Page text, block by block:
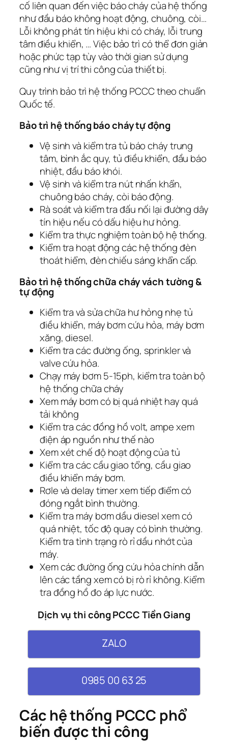
cố liên quan đến việc báo cháy của hệ thống
như đầu báo không hoạt động, chuông, còi…
Lỗi không phát tín hiệu khi có cháy, lỗi trung
tâm điều khiển, … Việc bảo trì có thể đơn giản
hoặc phức tạp tùy vào thời gian sử dụng
cũng như vị trí thi công của thiết bị.
Quy trình bảo trì hệ thống PCCC theo chuẩn
Quốc tế.
Bảo trì hệ thống báo cháy tự động
Vệ sinh và kiểm tra tủ báo cháy trung
tâm, bình ắc quy, tủ điều khiển, đầu báo
nhiệt, đầu báo khói.
Vệ sinh và kiểm tra nút nhấn khẩn,
chuông báo cháy, còi báo động.
Rà soát và kiểm tra đấu nối lại đường dây
tín hiệu nếu có dấu hiệu hư hỏng.
Kiểm tra thực nghiệm toàn bộ hệ thống.
Kiểm tra hoạt động các hệ thống đèn
thoát hiểm, đèn chiếu sáng khẩn cấp.
Bảo trì hệ thống chữa cháy vách tường &
tự động
Kiểm tra và sửa chữa hư hỏng nhẹ tủ
điều khiển, máy bơm cứu hỏa, máy bơm
xăng, diesel.
Kiểm tra các đường ống, sprinkler và
valve cứu hỏa.
Chạy máy bơm 5-15ph, kiểm tra toàn bộ
hệ thống chữa cháy
Xem máy bơm có bị quá nhiệt hay quá
tải không
Kiểm tra các đồng hồ volt, ampe xem
điện áp nguồn như thế nào
Xem xét chế độ hoạt động của tủ
Kiểm tra các cầu giao tổng, cầu giao
điều khiển máy bơm.
Rơle và delay timer xem tiếp điểm có
đóng ngắt bình thường.
Kiểm tra máy bơm dầu diesel xem có
quá nhiệt, tốc độ quay có bình thường.
Kiểm tra tình trạng rò rỉ dầu nhớt của
máy.
Xem các đường ống cứu hỏa chính dẫn
lên các tầng xem có bị rò rỉ không. Kiểm
tra đồng hồ đo áp lực nước.
Dịch vụ thi công PCCC Tiền Giang
ZALO
0985 00 63 25
Các hệ thống PCCC phổ
biến được thi công